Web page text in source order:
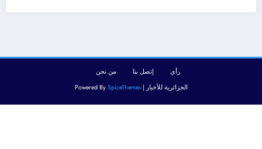
رأي إتصل بنا
من نحن
الجزائرية للأخبار | Powered BySpiceThemes